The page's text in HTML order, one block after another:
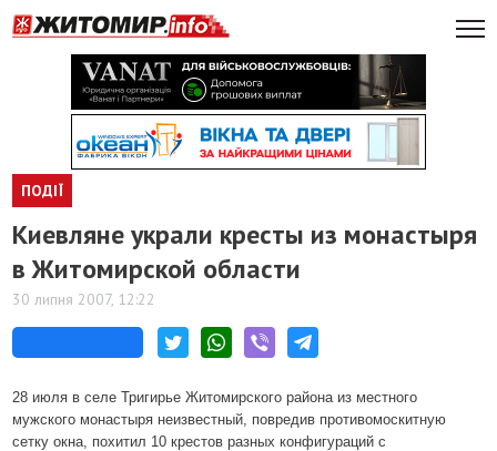
ПОДІЇ
Киевляне украли кресты из монастыря
в Житомирской области
30 липня 2007, 12:22
28 июля в селе Тригирье Житомирского района из местного
мужского монастыря неизвестный, повредив противомоскитную
сетку окна, похитил 10 крестов разных конфигураций с